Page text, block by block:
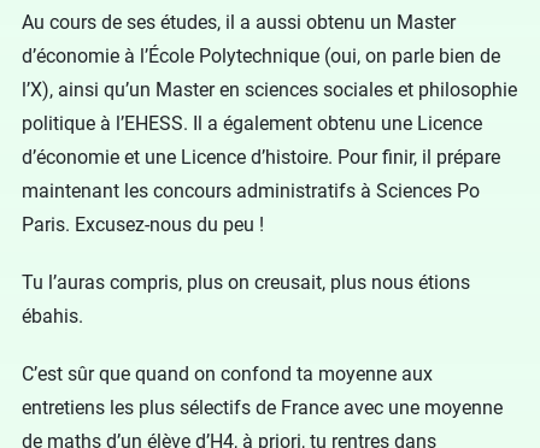
Au cours de ses études, il a aussi obtenu un Master
d’économie à l’École Polytechnique (oui, on parle bien de
l’X), ainsi qu’un Master en sciences sociales et philosophie
politique à l’EHESS. Il a également obtenu une Licence
d’économie et une Licence d’histoire. Pour finir, il prépare
maintenant les concours administratifs à Sciences Po
Paris. Excusez-nous du peu !
Tu l’auras compris, plus on creusait, plus nous étions
ébahis.
C’est sûr que quand on confond ta moyenne aux
entretiens les plus sélectifs de France avec une moyenne
de maths d’un élève d’H4, à priori, tu rentres dans